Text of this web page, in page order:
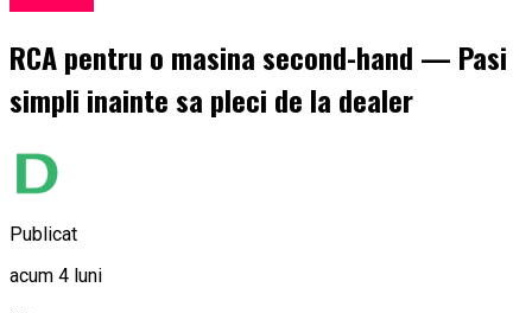
RCA pentru o masina second-hand — Pasi
simpli inainte sa pleci de la dealer
Publicat
acum 4 luni